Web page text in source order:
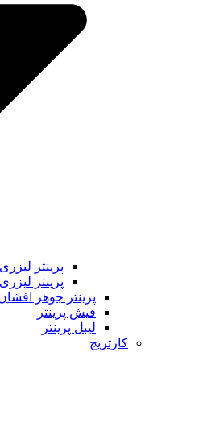
پرینتر
پرینتر
پرینتر جوهر
فیش پرینتر
لیبل پرینتر
کارتریج